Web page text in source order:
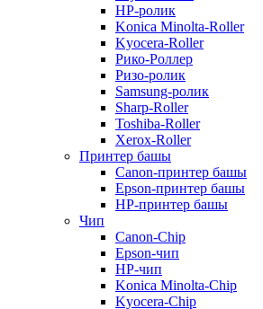
HP-ролик
Konica Minolta-Roller
Kyocera-Roller
Рико-Роллер
Ризо-ролик
Samsung-ролик
Sharp-Roller
Toshiba-Roller
Xerox-Roller
Принтер башы
Canon-принтер башы
Epson-принтер башы
HP-принтер башы
Чип
Canon-Chip
Epson-чип
HP-чип
Konica Minolta-Chip
Kyocera-Chip